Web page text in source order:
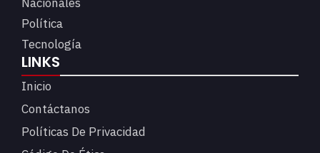
Política
Tecnología
LINKS
Inicio
Contáctanos
Políticas De Privacidad